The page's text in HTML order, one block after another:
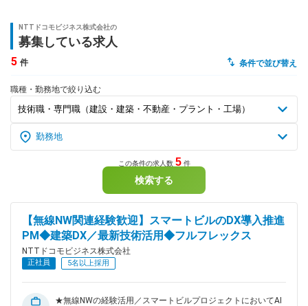
専門サイト
dodaチャットサポート
自動案内は24時間365日対応
転職の「モヤモヤ」、一人で悩まず
気軽に相談してみませんか？
dodaの使い方は？
ヘルプ サイトマップ
NTTドコモビジネス株式会社の
募集している求人
5 件 条件で並び替え
職種・勤務地で絞り込む
この条件の求人数 5件
検索する
【無線NW関連経験歓迎】スマートビルのDX導入推進
PM◆建築DX／最新技術活用◆フルフレックス
NTTドコモビジネス株式会社
正社員 5名以上採用
★無線NWの経験活用／スマートビルプロジェクトにおいてAI